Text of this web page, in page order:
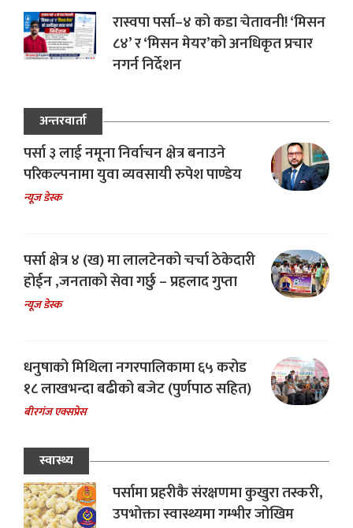
रास्वपा पर्सा–४ को कडा चेतावनी! ‘मिसन
८४’ र ‘मिसन मेयर’को अनधिकृत प्रचार
नगर्न निर्देशन
अन्तरवार्ता
पर्सा ३ लाई नमूना निर्वाचन क्षेत्र बनाउने
परिकल्पनामा युवा व्यवसायी रुपेश पाण्डेय
न्यूज डेस्क
पर्सा क्षेत्र ४ (ख) मा लालटेनको चर्चा ठेकेदारी
होईन ,जनताको सेवा गर्छु – प्रहलाद गुप्ता
न्यूज डेस्क
धनुषाको मिथिला नगरपालिकामा ६५ करोड
१८ लाखभन्दा बढीको बजेट (पुर्णपाठ सहित)
बीरगंज एक्सप्रेस
स्वास्थ्य
पर्सामा प्रहरीकै संरक्षणमा कुखुरा तस्करी,
उपभोक्ता स्वास्थ्यमा गम्भीर जोखिम